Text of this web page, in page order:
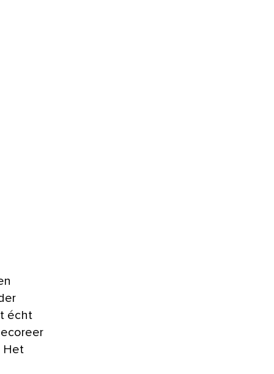
écht
Het